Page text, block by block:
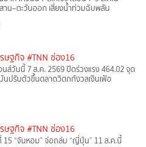
าน–ตะวันออก เสี่ยงน้ำท่วมฉับพลัน
ษฐกิจ #TNN ช่อง16
นส์วันนี้ 7 ส.ค. 2569 ปิดร่วงแรง 464.02 จุด
นปรับตัวขึ้นตลาดวิตกกังวลเงินเฟ้อ
ษฐกิจ #TNN ช่อง16
15 “จันหอม” จ่อถล่ม “ญี่ปุ่น” 11 ส.ค.นี้